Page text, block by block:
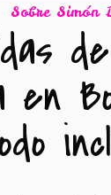
Sobre Simón
en